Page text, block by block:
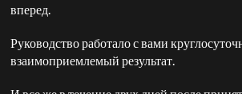
вперед.
Руководство работало с вами
взаимоприемлемый результат.